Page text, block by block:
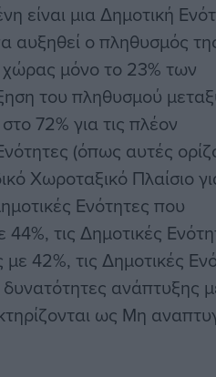
είναι μια Δημοτική
αυξηθεί ο πληθυσμός
χώρας μόνο το 23% των
του πληθυσμού
72% για τις πλέον
(όπως αυτές
Χωροταξικό Πλαίσιο
Ενότητες που
τις Δημοτικές
42%, τις Δημοτικές
ανάπτυξης
ως Μη